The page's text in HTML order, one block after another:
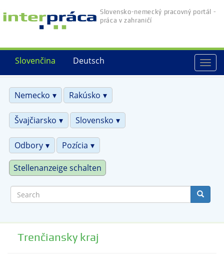
Skip
to
Deutsch
Slovenčina
Slovensko-nemecký pracovný portál -
práca v zahraničí
Nemecko
Rakúsko
Švajčiarsko Slovensko
Odbory Pozícia
Stellenanzeige schalten
Trenčiansky kraj